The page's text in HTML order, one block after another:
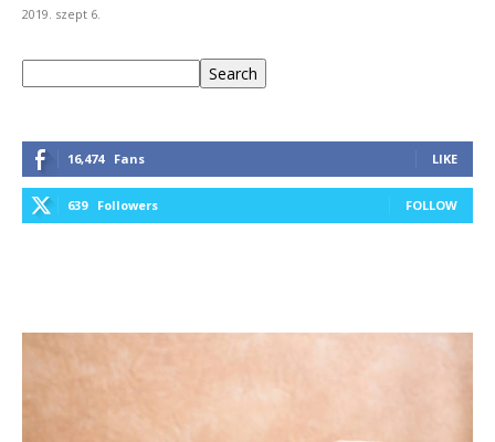
2019. szept 6.
Search
16,474 Fans LIKE
639 Followers FOLLOW